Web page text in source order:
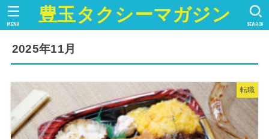
豊玉タクシーマガジン SEARCH
MENU
2025年11月
転職